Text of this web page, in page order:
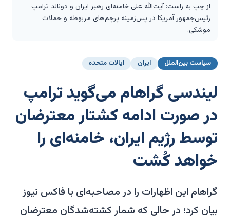
از چپ به راست: آیت‌الله علی خامنه‌ای رهبر ایران و دونالد ترامپ
رئیس‌جمهور آمریکا در پس‌زمینه پرچم‌های مربوطه و حملات
موشکی.
سیاست بین‌الملل ایران ایالات متحده
لیندسی گراهام می‌گوید ترامپ
در صورت ادامه کشتار معترضان
توسط رژیم ایران، خامنه‌ای را
خواهد کُشت
گراهام این اظهارات را در مصاحبه‌ای با فاکس نیوز
بیان کرد؛ در حالی که شمار کشته‌شدگان معترضان